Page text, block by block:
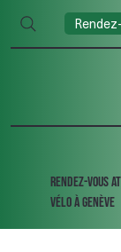
Rendez-vous
vélo à Genève